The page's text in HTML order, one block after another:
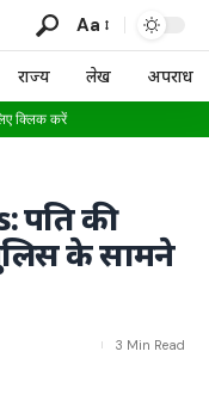
Aa
राज्य लेख अपराध
क्लिक करें
पति की
के सामने
3 Min Read